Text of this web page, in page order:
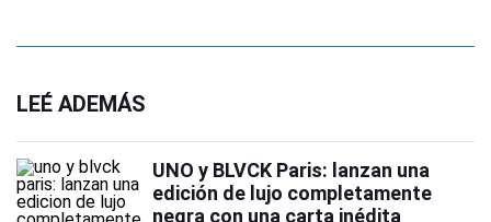
LEÉ ADEMÁS
UNO y BLVCK Paris: lanzan una
edición de lujo completamente
negra con una carta inédita